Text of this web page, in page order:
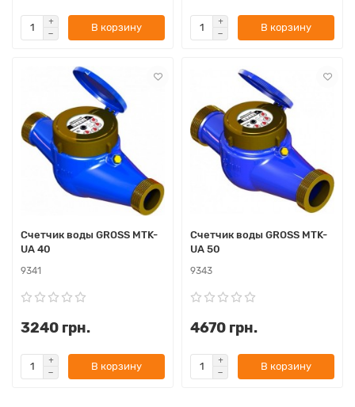
В корзину В корзину
Счетчик воды GROSS MTK-
UA 40
9341
3240 грн.
В корзину
Счетчик воды GROSS MTK-
UA 50
9343
4670 грн.
В корзину